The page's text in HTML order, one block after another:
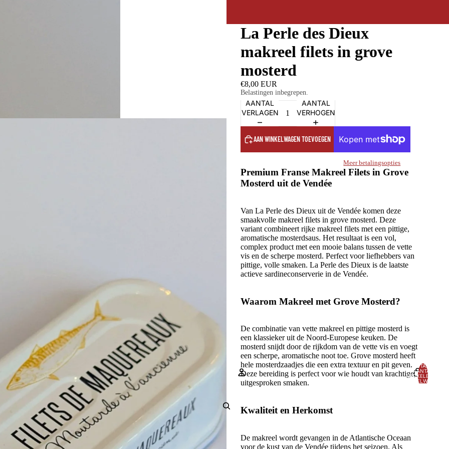
Bestellingen
Profiel
TOTAAL
AANTAL
ARTIKELEN IN
WINKELWAGEN:
La Perle des Dieux
makreel filets in grove
mosterd
€8,00 EUR
Belastingen inbegrepen.
AANTAL
VERLAGEN
AANTAL
VERHOGEN
AAN WINKELWAGEN TOEVOEGEN
Meer betalingsopties
Premium Franse Makreel Filets in Grove
Mosterd uit de Vendée
Van La Perle des Dieux uit de Vendée komen deze
smaakvolle makreel filets in grove mosterd. Deze
variant combineert rijke makreel filets met een pittige,
aromatische mosterdsaus. Het resultaat is een vol,
complex product met een mooie balans tussen de vette
vis en de scherpe mosterd. Perfect voor liefhebbers van
pittige, volle smaken. La Perle des Dieux is de laatste
actieve sardineconserverie in de Vendée.
Waarom Makreel met Grove Mosterd?
De combinatie van vette makreel en pittige mosterd is
een klassieker uit de Noord-Europese keuken. De
mosterd snijdt door de rijkdom van de vette vis en voegt
een scherpe, aromatische noot toe. Grove mosterd heeft
hele mosterdzaadjes die een extra textuur en pit geven.
Deze bereiding is perfect voor wie houdt van krachtige,
uitgesproken smaken.
Kwaliteit en Herkomst
De makreel wordt gevangen in de Atlantische Oceaan
voor de kust van de Vendée tijdens het seizoen. Als